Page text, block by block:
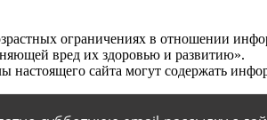
ограничениях в отношении
вред их здоровью и развитию».
настоящего сайта могут содержать